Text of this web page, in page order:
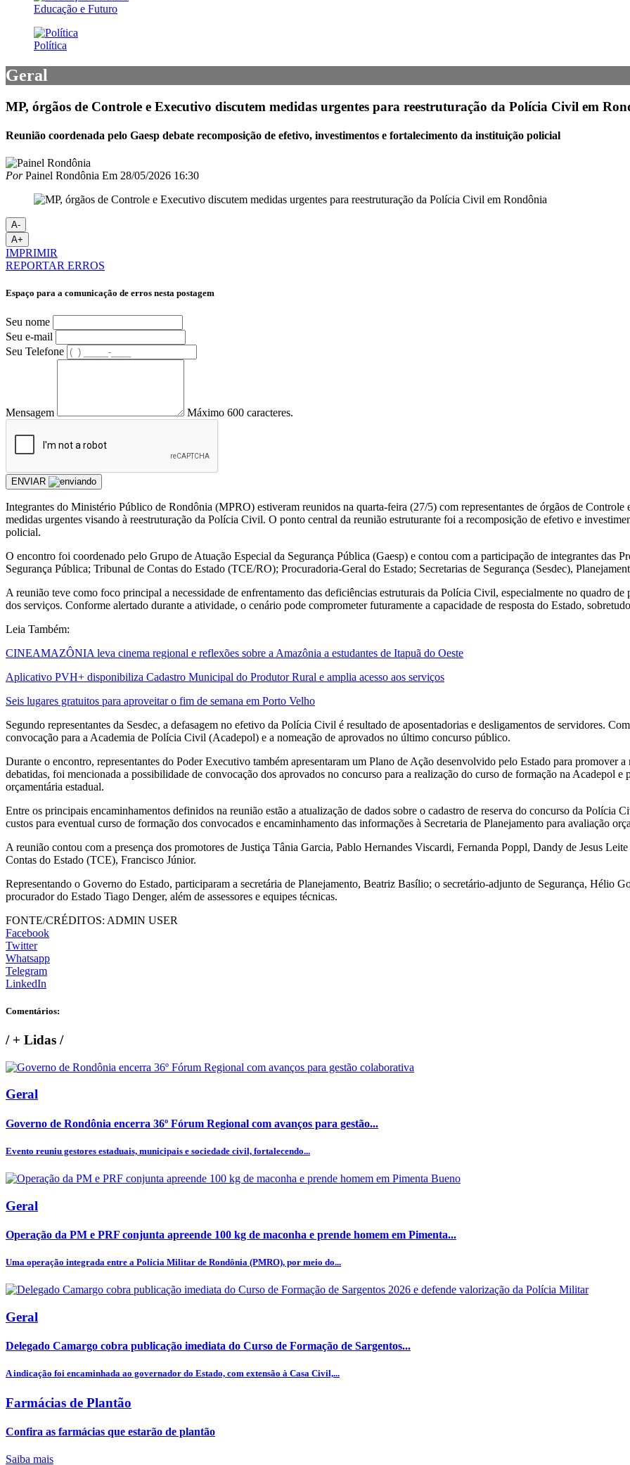
Educação e Futuro
Política
Geral
MP, órgãos de Controle e Executivo discutem medidas urgentes para reestruturação da Polícia Civil em
Reunião coordenada pelo Gaesp debate recomposição de efetivo, investimentos e fortalecimento da instituição policial
PorPainel Rondônia Em 28/05/2026 16:30
A-
A+
IMPRIMIR
REPORTAR ERROS
Espaço para a comunicação de erros nesta postagem
Seu nome
Seu e-mail
Seu Telefone
Mensagem Máximo 600 caracteres.
ENVIAR
Integrantes do Ministério Público de Rondônia (MPRO) estiveram reunidos na quarta-feira (27/5) com representantes de órgãos de
medidas urgentes visando à reestruturação da Polícia Civil. O ponto central da reunião estruturante foi a recomposição de efetivo e
policial.
O encontro foi coordenado pelo Grupo de Atuação Especial da Segurança Pública (Gaesp) e contou com a participação de integrantes das
Segurança Pública; Tribunal de Contas do Estado (TCE/RO); Procuradoria-Geral do Estado; Secretarias de Segurança (Sesdec),
A reunião teve como foco principal a necessidade de enfrentamento das deficiências estruturais da Polícia Civil, especialmente no quadro de
dos serviços. Conforme alertado durante a atividade, o cenário pode comprometer futuramente a capacidade de resposta do Estado,
Leia Também:
CINEAMAZÔNIA leva cinema regional e reflexões sobre a Amazônia a estudantes de Itapuã do Oeste
Aplicativo PVH+ disponibiliza Cadastro Municipal do Produtor Rural e amplia acesso aos serviços
Seis lugares gratuitos para aproveitar o fim de semana em Porto Velho
Segundo representantes da Sesdec, a defasagem no efetivo da Polícia Civil é resultado de aposentadorias e desligamentos de servidores.
convocação para a Academia de Polícia Civil (Acadepol) e a nomeação de aprovados no último concurso público.
Durante o encontro, representantes do Poder Executivo também apresentaram um Plano de Ação desenvolvido pelo Estado para promover
debatidas, foi mencionada a possibilidade de convocação dos aprovados no concurso para a realização do curso de formação na Acadepol e
orçamentária estadual.
Entre os principais encaminhamentos definidos na reunião estão a atualização de dados sobre o cadastro de reserva do concurso da Polícia
custos para eventual curso de formação dos convocados e encaminhamento das informações à Secretaria de Planejamento para avaliação
A reunião contou com a presença dos promotores de Justiça Tânia Garcia, Pablo Hernandes Viscardi, Fernanda Poppl, Dandy de Jesus
Contas do Estado (TCE), Francisco Júnior.
Representando o Governo do Estado, participaram a secretária de Planejamento, Beatriz Basílio; o secretário-adjunto de Segurança, Hélio
procurador do Estado Tiago Denger, além de assessores e equipes técnicas.
FONTE/CRÉDITOS: ADMIN USER
Facebook
Twitter
Whatsapp
Telegram
LinkedIn
Comentários:
/+ Lidas /
Geral
Governo de Rondônia encerra 36º Fórum Regional com avanços para gestão...
Evento reuniu gestores estaduais, municipais e sociedade civil, fortalecendo...
Geral
Operação da PM e PRF conjunta apreende 100 kg de maconha e prende homem em Pimenta...
Uma operação integrada entre a Polícia Militar de Rondônia (PMRO), por meio do...
Geral
Delegado Camargo cobra publicação imediata do Curso de Formação de Sargentos...
A indicação foi encaminhada ao governador do Estado, com extensão à Casa Civil,...
Farmácias de Plantão
Confira as farmácias que estarão de plantão
Saiba mais